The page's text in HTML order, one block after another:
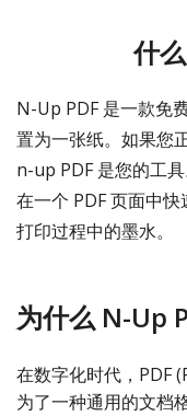
什
N-Up PDF 是一款免
置为一张纸。如果您
n-up PDF 是您的工
在一个 PDF 页面中
打印过程中的墨水。
为什么 N-Up
在数字化时代，PDF
为了一种通用的文档